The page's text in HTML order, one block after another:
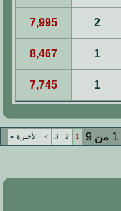
2
7,995
1
8,467
1
7,745
1
2
3
> الأخيرة »